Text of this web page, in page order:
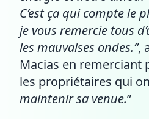
C’est ça qui compte le
je vous remercie tous
les mauvaises ondes.”,
Macias en remerciant
les propriétaires qui
maintenir sa venue.”